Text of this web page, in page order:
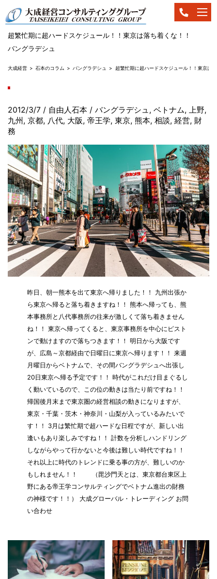
超繁忙期に超ハードスケジュール！！東京は落ち着くな！！
バングラデシュ
大成経営 石本のコラム バングラデシュ 超繁忙期に超ハードスケジュール！！東京は
2012/3/7 / 自由人石本 / バングラデシュ, ベトナム, 上野,
九州 , 京都, 八代, 大阪, 帝王学, 東京, 熊本, 相談, 経営, 財
務
昨日、朝一熊本を出て東京へ帰りました！！ 九州出張か
ら東京へ帰ると落ち着きますね！！ 熊本へ帰っても、熊
本事務所と八代事務所の往来が激しくて落ち着きません
ね！！ 東京へ帰ってくると、東京事務所を中心にピスト
ンで動けますので落ちつきます！！ 明日から大阪です
が、広島～京都経由で日曜日に東京へ帰ります！！ 来週
月曜日からベトナムで、その間バングラデシュへ出張し
20日東京へ帰る予定です！！ 時代がこれだけ目まぐるし
く動いているので、この位の動きは当たり前ですね！！
帰国後月末まで東京圏の経営相談の動きになりますが、
東京・千葉・茨木・神奈川・山梨が入っているみたいで
す！！ 3月は繁忙期で超ハードな日程ですが、新しい出
逢いもあり楽しみですね！！ 計数を分析しハンドリング
しながらやって行かないと今後は難しい時代ですね！！
それ以上に時代のトレンドに乗る事の方が、難しいのか
もしれません！！ （毘沙門天とは、東京都台東区上
野にある帝王学コンサルティングでベトナム進出の財務
の神様です！！） 大成グローバル・トレーディング お問
い合わせ